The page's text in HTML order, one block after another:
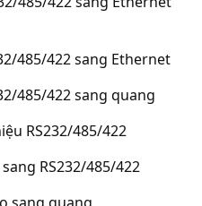
485/422 sang Ethernet
485/422 sang quang
RS232/485/422
RS232/485/422
sang quang